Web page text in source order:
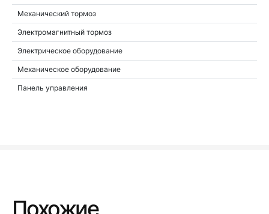
Механический тормоз
Электромагнитный тормоз
Электрическое оборудование
Механическое оборудование
Панель управления
Похожие